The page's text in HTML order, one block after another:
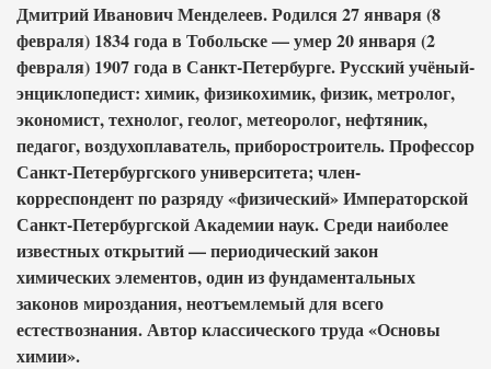
Дмитрий Иванович Менделеев. Родился 27 января (8
февраля) 1834 года в Тобольске — умер 20 января (2
февраля) 1907 года в Санкт-Петербурге. Русский учёный-
энциклопедист: химик, физикохимик, физик, метролог,
экономист, технолог, геолог, метеоролог, нефтяник,
педагог, воздухоплаватель, приборостроитель. Профессор
Санкт-Петербургского университета; член-
корреспондент по разряду «физический» Императорской
Санкт-Петербургской Академии наук. Среди наиболее
известных открытий — периодический закон
химических элементов, один из фундаментальных
законов мироздания, неотъемлемый для всего
естествознания. Автор классического труда «Основы
химии».